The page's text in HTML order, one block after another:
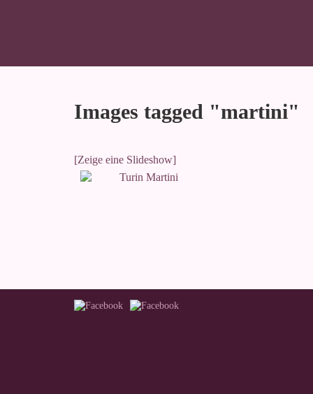
Images tagged "martini"
[Zeige eine Slideshow]